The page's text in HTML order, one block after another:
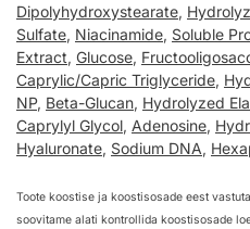
Dipolyhydroxystearate,
Sulfate, Niacinamide, Soluble
Extract, Glucose,
Caprylic/Capric Triglyceride,
NP, Beta-Glucan, Hydrolyzed
Caprylyl Glycol, Adenosine,
Hyaluronate, Sodium DNA,
Toote koostise ja koostisosade eest
soovitame alati kontrollida koostisosade